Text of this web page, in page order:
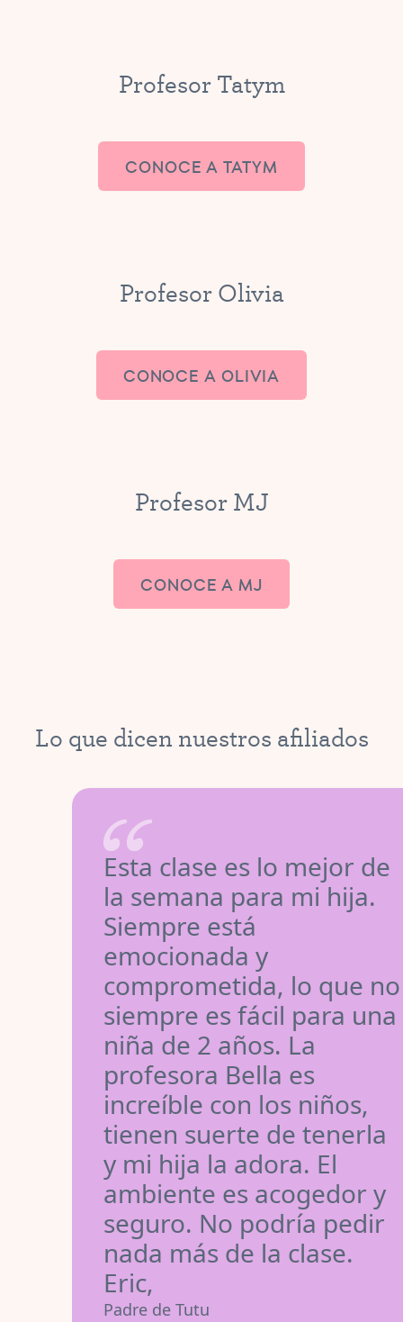
Profesor Tatym
CONOCE A TATYM
Profesor Olivia
CONOCE A OLIVIA
Profesor MJ
CONOCE A MJ
Lo que dicen nuestros afiliados
Esta clase es lo mejor de
la semana para mi hija.
Siempre está
emocionada y
comprometida, lo que no
siempre es fácil para una
niña de 2 años. La
profesora Bella es
increíble con los niños,
tienen suerte de tenerla
y mi hija la adora. El
ambiente es acogedor y
seguro. No podría pedir
nada más de la clase.
Eric,
Padre de Tutu